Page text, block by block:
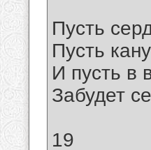
Пусть
Пусть
И пусть в
Забудет
19